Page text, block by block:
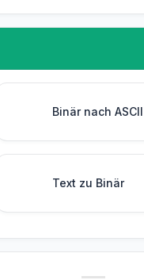
Binär nach ASCII
Text zu Binär